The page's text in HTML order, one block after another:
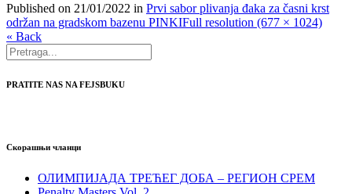
Published on 21/01/2022 in Prvi sabor plivanja đaka za časni krst
održan na gradskom bazenu PINKIFull resolution (677 × 1024)
« Back
PRATITE NAS NA FEJSBUKU
Скорашњи чланци
ОЛИМПИЈАДА ТРЕЋЕГ ДОБА – РЕГИОН СРЕМ